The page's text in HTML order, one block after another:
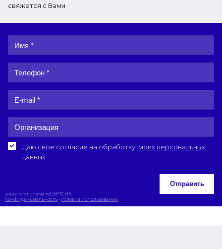
свяжется с Вами
Даю свое согласие на обработку моих персональных
данных
Отправить
защита от спама reCAPTCHA
Конфиденциальность-Условия использования